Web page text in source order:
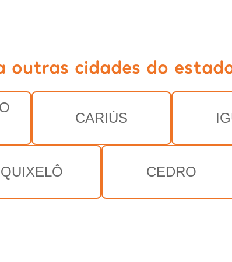
outras cidades do
CARIÚS
QUIXELÔ CEDRO